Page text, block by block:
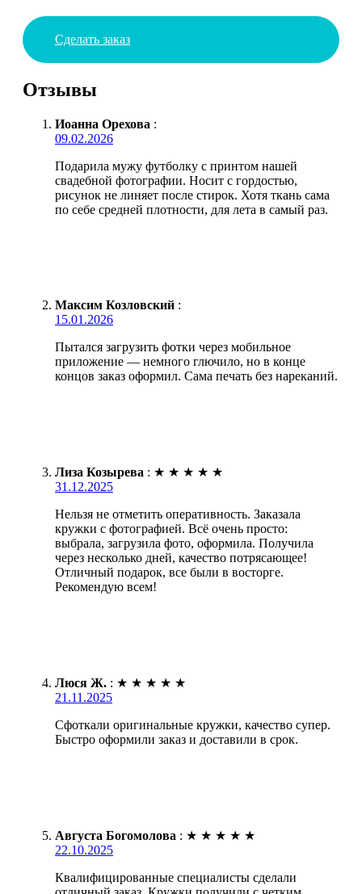
Сделать заказ
Отзывы
Иоанна Орехова :
09.02.2026
Подарила мужу футболку с принтом нашей
свадебной фотографии. Носит с гордостью,
рисунок не линяет после стирок. Хотя ткань сама
по себе средней плотности, для лета в самый раз.
Максим Козловский :
15.01.2026
Пытался загрузить фотки через мобильное
приложение — немного глючило, но в конце
концов заказ оформил. Сама печать без нареканий.
Лиза Козырева : ★ ★ ★ ★ ★
31.12.2025
Нельзя не отметить оперативность. Заказала
кружки с фотографией. Всё очень просто:
выбрала, загрузила фото, оформила. Получила
через несколько дней, качество потрясающее!
Отличный подарок, все были в восторге.
Рекомендую всем!
Люся Ж. : ★ ★ ★ ★ ★
21.11.2025
Сфоткали оригинальные кружки, качество супер.
Быстро оформили заказ и доставили в срок.
Августа Богомолова : ★ ★ ★ ★ ★
22.10.2025
Квалифицированные специалисты сделали